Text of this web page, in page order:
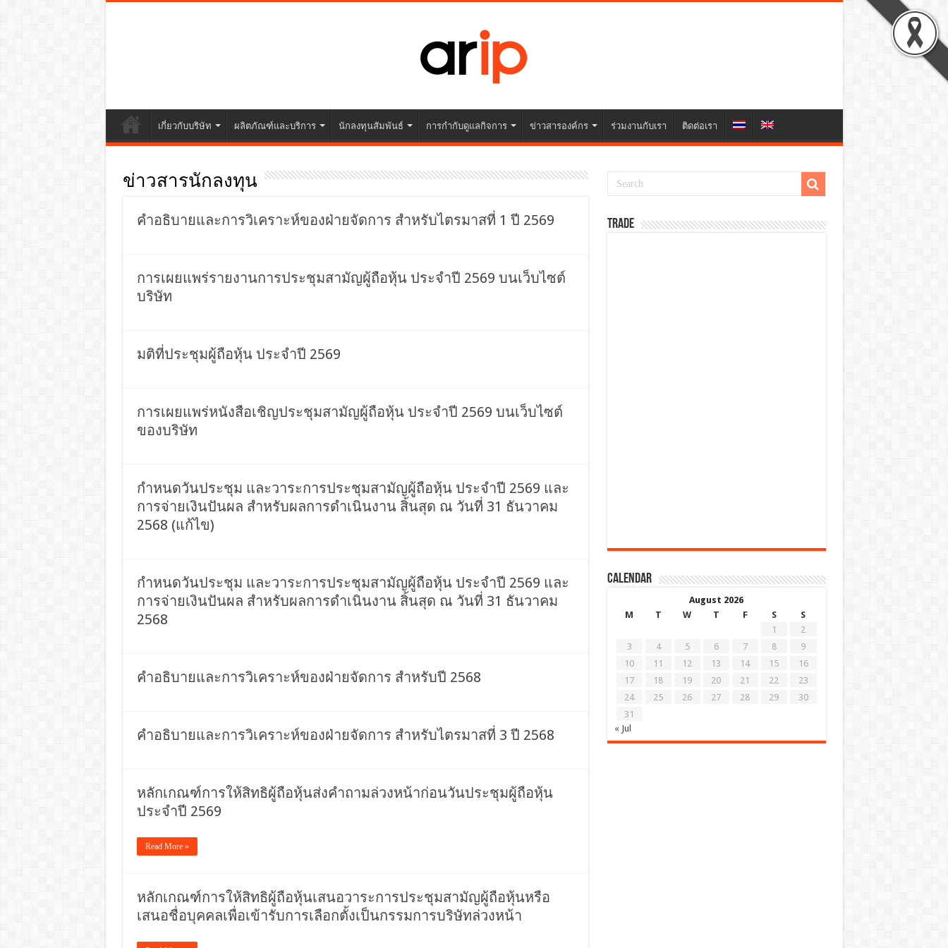
เกี่ยวกับบริษัท ผลิตภัณฑ์และบริการ นักลงทุนสัมพันธ์ การกำกับดูแลกิจการ ข่าวสารองค์กร ร่วมงานกับเรา ติดต่อเรา
ข่าวสารนักลงทุน
คำอธิบายและการวิเคราะห์ของฝ่ายจัดการ สำหรับไตรมาสที่ 1 ปี 2569
การเผยแพร่รายงานการประชุมสามัญผู้ถือหุ้น ประจำปี 2569 บนเว็บไซต์
บริษัท
มติที่ประชุมผู้ถือหุ้น ประจำปี 2569
การเผยแพร่หนังสือเชิญประชุมสามัญผู้ถือหุ้น ประจำปี 2569 บนเว็บไซต์
ของบริษัท
กำหนดวันประชุม และวาระการประชุมสามัญผู้ถือหุ้น ประจำปี 2569 และ
การจ่ายเงินปันผล สำหรับผลการดำเนินงาน สิ้นสุด ณ วันที่ 31 ธันวาคม
2568 (แก้ไข)
กำหนดวันประชุม และวาระการประชุมสามัญผู้ถือหุ้น ประจำปี 2569 และ
การจ่ายเงินปันผล สำหรับผลการดำเนินงาน สิ้นสุด ณ วันที่ 31 ธันวาคม
2568
คำอธิบายและการวิเคราะห์ของฝ่ายจัดการ สำหรับปี 2568
คำอธิบายและการวิเคราะห์ของฝ่ายจัดการ สำหรับไตรมาสที่ 3 ปี 2568
หลักเกณฑ์การให้สิทธิผู้ถือหุ้นส่งคำถามล่วงหน้าก่อนวันประชุมผู้ถือหุ้น
ประจำปี 2569
Read More »
หลักเกณฑ์การให้สิทธิผู้ถือหุ้นเสนอวาระการประชุมสามัญผู้ถือหุ้นหรือ
เสนอชื่อบุคคลเพื่อเข้ารับการเลือกตั้งเป็นกรรมการบริษัทล่วงหน้า
TRADE
Calendar
August 2026
M
T W T F S
S
1
2
3
4 5 6 7 8
9
10
11 12 13 14 15
16
17
18 19 20 21 22
23
24
25 26 27 28 29
30
31
« Jul